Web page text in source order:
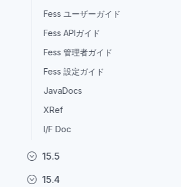
Fess ユーザーガイド
Fess APIガイド
Fess 管理者ガイド
Fess 設定ガイド
JavaDocs
XRef
I/F Doc
15.5
15.4